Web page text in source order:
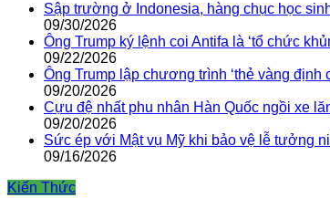
Sập trường ở Indonesia, hàng chục học
09/30/2026
Ông Trump ký lệnh coi Antifa là ‘tổ chức
09/22/2026
Ông Trump lập chương trình ‘thẻ vàng định
09/20/2026
Cựu đệ nhất phu nhân Hàn Quốc ngồi xe
09/20/2026
Sức ép với Mật vụ Mỹ khi bảo vệ lễ tưởng
09/16/2026
Kiến Thức